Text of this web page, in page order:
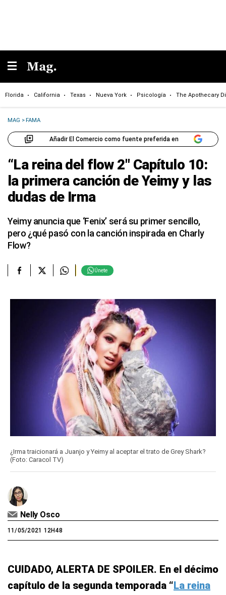
Florida California Texas Nueva York Psicología The Apothecary
MAG >FAMA
Añadir El Comercio como fuente preferida en
“La reina del flow 2″ Capítulo 10:
la primera canción de Yeimy y las
dudas de Irma
Yeimy anuncia que ‘Fenix’ será su primer sencillo,
pero ¿qué pasó con la canción inspirada en Charly
Flow?
Únete
¿Irma traicionará a Juanjo y Yeimy al aceptar el trato de Grey Shark?
(Foto: Caracol TV)
Nelly Osco
11/05/2021 12H48
CUIDADO, ALERTA DE SPOILER. En el décimo
capítulo de la segunda temporada “La reina